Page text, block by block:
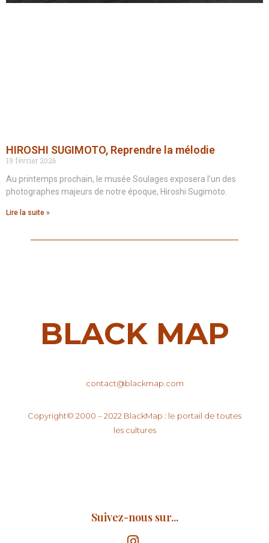
HIROSHI SUGIMOTO, Reprendre la mélodie
19 février 2026
Au printemps prochain, le musée Soulages exposera l’un des
photographes majeurs de notre époque, Hiroshi Sugimoto.
Lire la suite »
BLACK MAP
contact@blackmap.com
Copyright© 2000 – 2022 BlackMap : le portail de toutes
les cultures
Suivez-nous sur...